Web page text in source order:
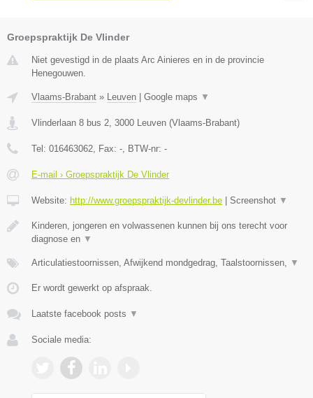
Groepspraktijk De Vlinder
Niet gevestigd in de plaats Arc Ainieres en in de provincie
Henegouwen.
Vlaams-Brabant » Leuven Google maps ▼
Vlinderlaan 8 bus 2, 3000 Leuven (Vlaams-Brabant)
Tel: 016463062, Fax: -, BTW-nr: -
E-mail › Groepspraktijk De Vlinder
Website: http://www.groepspraktijk-devlinder.be Screenshot ▼
Kinderen, jongeren en volwassenen kunnen bij ons terecht voor
diagnose en ▼
Articulatiestoornissen, Afwijkend mondgedrag, Taalstoornissen, ▼
Er wordt gewerkt op afspraak.
Laatste facebook posts ▼
Sociale media: